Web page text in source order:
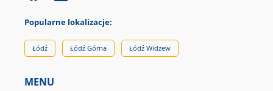
Popularne lokalizacje:
Łódź Łódź Górna Łódź Widzew
MENU